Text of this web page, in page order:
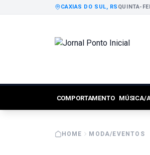
CAXIAS DO SUL, RS QUINTA-
COMPORTAMENTO MÚSICA/
HOME MODA/EVENTOS